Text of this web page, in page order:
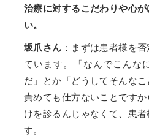
治療に対するこだわりや心
い。
坂爪さん ：まずは患者様を
ています。「なんでこんな
だ」とか「どうしてそんなこ
責めても仕方ないことです
けを診るんじゃなくて、患
す。